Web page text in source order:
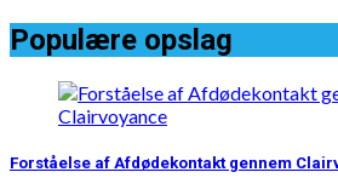
Populære opslag
Forståelse af Afdødekontakt gennem